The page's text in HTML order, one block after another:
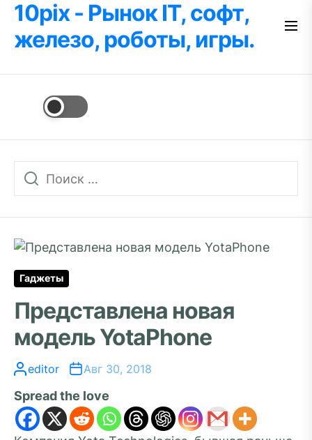
Перейти
содержимому
10pix - Рынок IT, софт,
железо, роботы, игры.
Гаджеты
Представлена новая
модель YotaPhone
editor Авг 30, 2018
Spread the love